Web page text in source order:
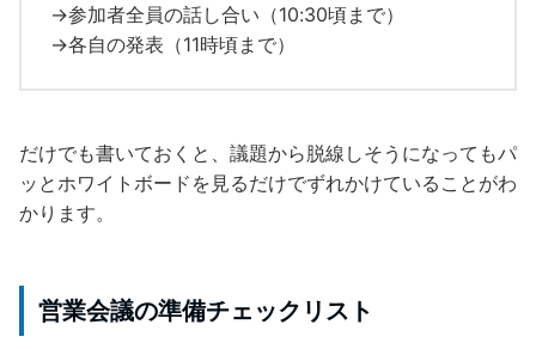
→参加者全員の話し合い（10:30頃まで）
→各自の発表（11時頃まで）
だけでも書いておくと、議題から脱線しそうになってもパ
ッとホワイトボードを見るだけでずれかけていることがわ
かります。
営業会議の準備チェックリスト